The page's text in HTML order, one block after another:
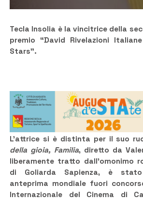
Tecla Insolia è la vincitrice della
premio “David Rivelazioni
Stars”.
L’attrice si è distinta per il suo
della gioia, Familia, diretto da
liberamente tratto dall’omonimo
di Goliarda Sapienza, è
anteprima mondiale fuori
Internazionale del Cinema di